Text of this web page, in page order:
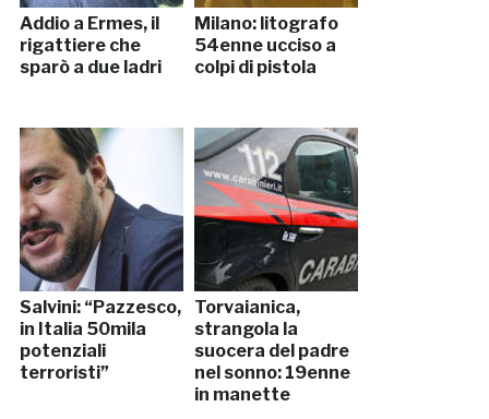
Addio a Ermes, il
rigattiere che
sparò a due ladri
Milano: litografo
54enne ucciso a
colpi di pistola
Salvini: “Pazzesco,
in Italia 50mila
potenziali
terroristi”
Torvaianica,
strangola la
suocera del padre
nel sonno: 19enne
in manette